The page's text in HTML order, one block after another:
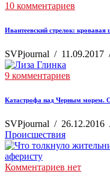
10 комментариев
Ивантеевский стрелок: кровавая
SVPjournal / 11.09.2017
9 комментариев
Катастрофа над Черным морем.
SVPjournal / 26.12.2016
Происшествия
Комментариев нет